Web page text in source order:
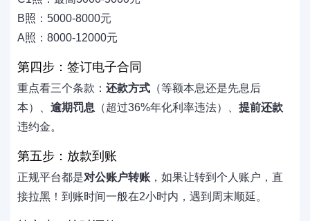
B照：5000-8000元
A照：8000-12000元
第四步：签订电子合同
重点看三个条款： 还款方式 （等额本息还是先息后
本）、 逾期罚息 （超过36%年化利率违法）、 提前还款
违约金。
第五步：放款到账
正规平台都是对公账户转账 ，如果让转到个人账户，直
接拉黑！到账时间一般在2小时内，遇到周末顺延。